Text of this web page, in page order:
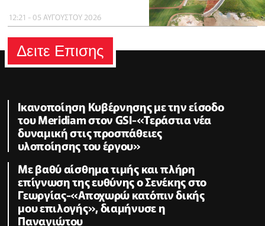
12:21 - 05 ΑΥΓΟΥΣΤΟΥ 2026
Δειτε Επισης
Ικανοποίηση Κυβέρνησης με την είσοδο
του Meridiam στον GSI-«Τεράστια νέα
δυναμική στις προσπάθειες
υλοποίησης του έργου»
Με βαθύ αίσθημα τιμής και πλήρη
επίγνωση της ευθύνης ο Σενέκης στο
Γεωργίας-«Αποχωρώ κατόπιν δικής
μου επιλογής», διαμήνυσε η
Παναγιώτου